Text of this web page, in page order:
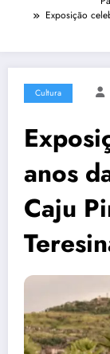
Exposição
Cultura
anos
Caju